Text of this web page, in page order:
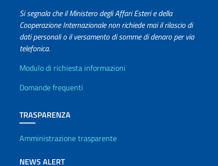
Si segnala che il Ministero degli Affari Esteri e della
Cooperazione Internazionale non richiede mai il rilascio di
dati personali o il versamento di somme di denaro per via
telefonica.
Info utili
Modulo di richiesta informazioni
Domande frequenti
TRASPARENZA
Amministrazione trasparente
NEWS ALERT